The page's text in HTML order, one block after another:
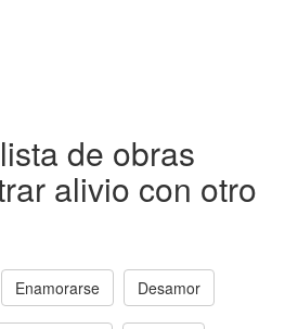
de obras
alivio con otro
Enamorarse Desamor